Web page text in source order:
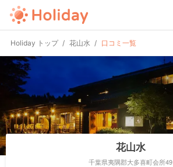
Holiday トップ 花山水 口コミ一覧
花山水
千葉県夷隅郡大多喜町会所49